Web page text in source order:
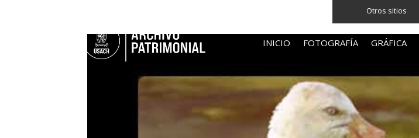
Otros sitios
INICIO FOTOGRAFÍA GRÁFICA